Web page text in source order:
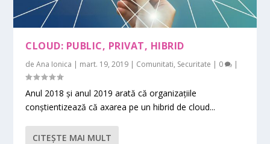
CLOUD: PUBLIC, PRIVAT, HIBRID
deAna Ionica | mart. 19, 2019 | Comunitati, Securitate | 0 |
Anul 2018 și anul 2019 arată că organizațiile
conștientizează că axarea pe un hibrid de cloud...
CITEŞTE MAI MULT